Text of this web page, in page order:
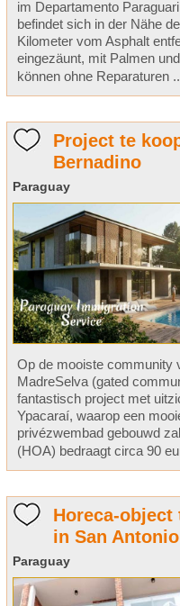
im Departamento
befindet sich in der Nähe
Kilometer vom Asphalt
eingezäunt, mit Palmen
können ohne Reparaturen
Project te
Bernadino
Paraguay
Op de mooiste community
MadreSelva (gated
fantastisch project met
Ypacaraí, waarop een
privézwembad gebouwd
(HOA) bedraagt circa 90
Horeca-object
in San Antonio
Paraguay